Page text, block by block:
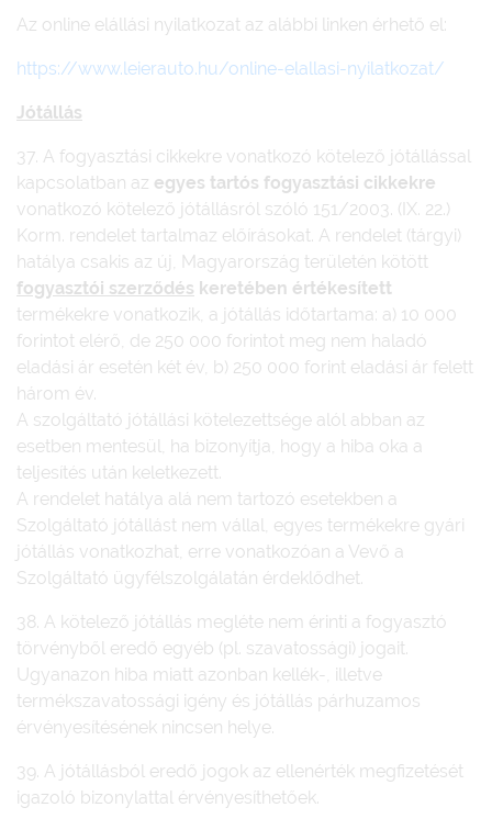
Az online elállási nyilatkozat az alábbi linken érhető el:
https://www.leierauto.hu/online-elallasi-nyilatkozat/
Jótállás
37. A fogyasztási cikkekre vonatkozó kötelező jótállással
kapcsolatban az egyes tartós fogyasztási cikkekre
vonatkozó kötelező jótállásról szóló 151/2003. (IX. 22.)
Korm. rendelet tartalmaz előírásokat. A rendelet (tárgyi)
hatálya csakis az új, Magyarország területén kötött
fogyasztói szerződés keretében értékesített
termékekre vonatkozik, a jótállás időtartama: a) 10 000
forintot elérő, de 250 000 forintot meg nem haladó
eladási ár esetén két év, b) 250 000 forint eladási ár felett
három év.
A szolgáltató jótállási kötelezettsége alól abban az
esetben mentesül, ha bizonyítja, hogy a hiba oka a
teljesítés után keletkezett.
A rendelet hatálya alá nem tartozó esetekben a
Szolgáltató jótállást nem vállal, egyes termékekre gyári
jótállás vonatkozhat, erre vonatkozóan a Vevő a
Szolgáltató ügyfélszolgálatán érdeklődhet.
38. A kötelező jótállás megléte nem érinti a fogyasztó
törvényből eredő egyéb (pl. szavatossági) jogait.
Ugyanazon hiba miatt azonban kellék-, illetve
termékszavatossági igény és jótállás párhuzamos
érvényesítésének nincsen helye.
39. A jótállásból eredő jogok az ellenérték megfizetését
igazoló bizonylattal érvényesíthetőek.